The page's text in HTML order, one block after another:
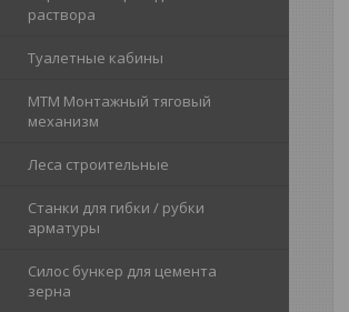
раствора
Туалетные кабины
МТМ Монтажный тяговый
механизм
Леса строительные
Станки для гибки / рубки
арматуры
Силос бункер для цемента
зерна